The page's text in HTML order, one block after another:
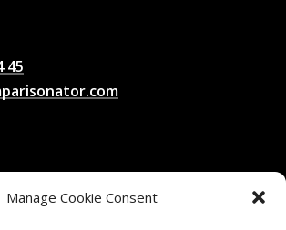
Manage Cookie Consent
45